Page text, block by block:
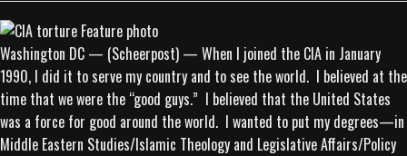
Washington DC — (Scheerpost) — When I joined the CIA in January
1990, I did it to serve my country and to see the world. I believed at the
time that we were the “good guys.” I believed that the United States
was a force for good around the world. I wanted to put my degrees—in
Middle Eastern Studies/Islamic Theology and Legislative Affairs/Policy